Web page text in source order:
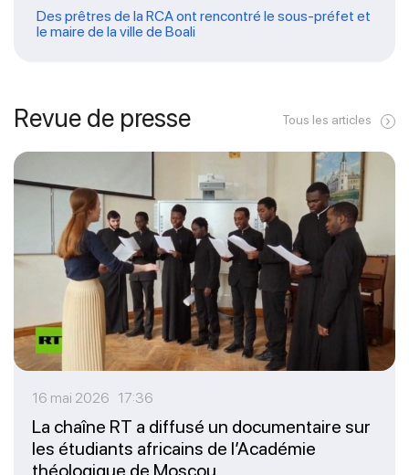
Des prêtres de la RCA ont rencontré le sous-préfet et
le maire de la ville de Boali
Revue de presse Tous les articles
16 mai 2026 17:36
La chaîne RT a diffusé un documentaire sur
les étudiants africains de l’Académie